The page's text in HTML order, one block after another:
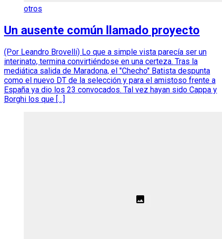
otros
Un ausente común llamado proyecto
(Por Leandro Brovelli) Lo que a simple vista parecía ser un
interinato, termina convirtiéndose en una certeza. Tras la
mediática salida de Maradona, el "Checho" Batista despunta
como el nuevo DT de la selección y para el amistoso frente a
España ya dio los 23 convocados. Tal vez hayan sido Cappa y
Borghi los que […]